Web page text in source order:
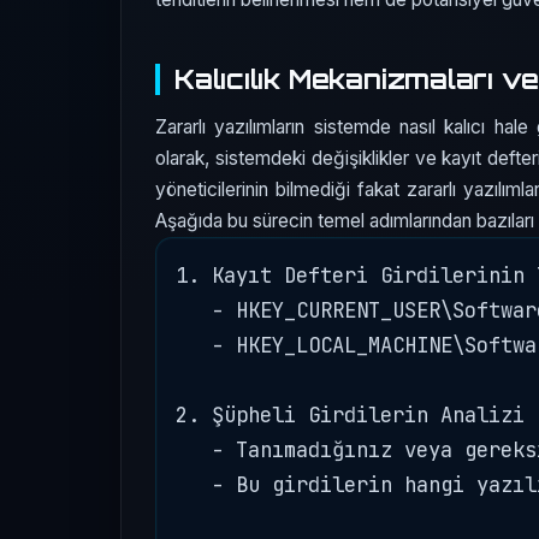
Kalıcılık Mekanizmaları
Zararlı yazılımların sistemde nasıl kalıcı
olarak, sistemdeki değişiklikler ve kayıt defteri
yöneticilerinin bilmediği fakat zararlı
Aşağıda bu sürecin temel adımlarından
1. Kayıt Defteri Girdilerinin
-
-
2. Şüpheli Girdilerin Analizi
- Tanımadığınız veya
- Bu girdilerin hangi